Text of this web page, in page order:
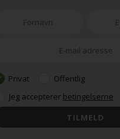
Privat
Offentlig
Jeg accepterer betingelserne